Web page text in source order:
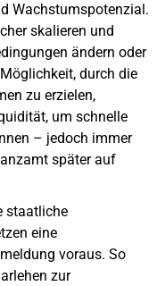
Wachstumspotenzial.
skalieren und
ändern oder
durch die
zu erzielen,
um schnelle
– jedoch immer
später auf
staatliche
eine
voraus. So
zur